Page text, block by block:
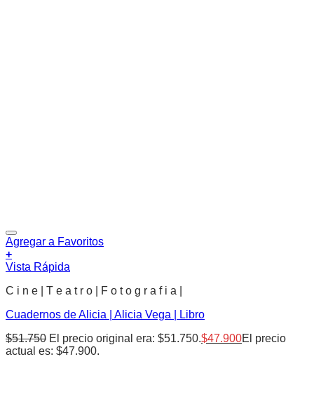
Agregar a Favoritos
+
Vista Rápida
C i n e | T e a t r o | F o t o g r a f i a |
Cuadernos de Alicia | Alicia Vega | Libro
$51.750 El precio original era: $51.750.$47.900El precio
actual es: $47.900.